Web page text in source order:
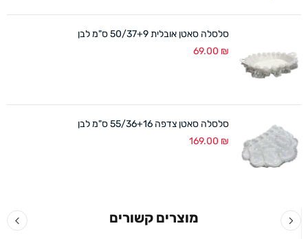
סלסלה סאטן אובלית 50/37+9 ס"מ לבן
69.00 ₪
סלסלה סאטן צדפה 55/36+16 ס"מ לבן
169.00 ₪
מוצרים קשורים